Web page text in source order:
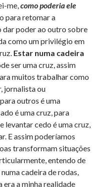
me,como poderia ele
para retomar a
dar poder ao outro sobre
como um privilégio em
Estar numa cadeira
ser uma cruz, assim
muitos trabalhar como
jornalista ou
outros é uma
é uma cruz, para
levantar cedo é uma cruz,
E assim poderíamos
transformam situações
entendo de
cadeira de rodas,
era a minha realidade